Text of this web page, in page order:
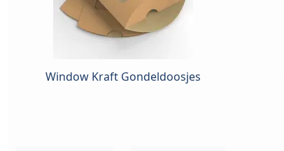
Window Kraft Gondeldoosjes